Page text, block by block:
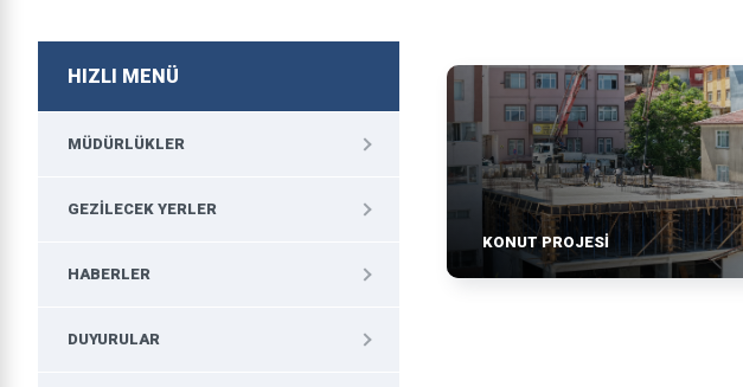
KONUT PROJESİ
HIZLI MENÜ
MÜDÜRLÜKLER
GEZILECEK YERLER
HABERLER
DUYURULAR